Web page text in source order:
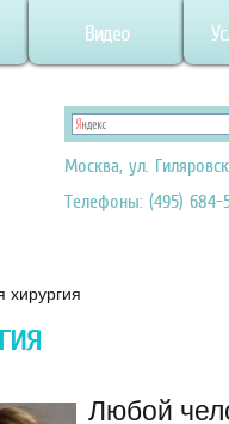
Видео
Москва, ул.
Телефоны: (495) 684-
хирургия
Любой